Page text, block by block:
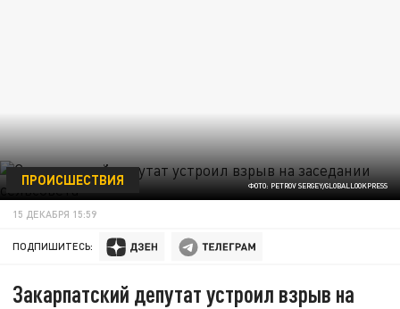
ФОТО: PETROV SERGEY/GLOBALLOOKPRESS
ПРОИСШЕСТВИЯ
15 ДЕКАБРЯ 15:59
ПОДПИШИТЕСЬ:
Закарпатский депутат устроил взрыв на